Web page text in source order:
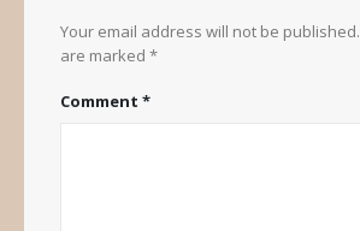
Your email address will not be published.
are marked *
Comment *